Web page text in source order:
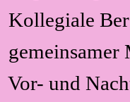
Kollegiale
gemeinsamer
Vor- und